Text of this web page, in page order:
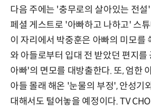
다음 주에는 '충무로의 살아있는 전
페셜 게스트로 '아빠하고 나하고' 스
이 자리에서 박중훈은 아빠의 미모를
와 아들로부터 입대 전 받았던 편지
아빠'의 면모를 대방출한다. 또, 엄한
아들 몰래 해온 '눈물의 부정', 안성기
대해서도 털어놓을 예정이다. TV